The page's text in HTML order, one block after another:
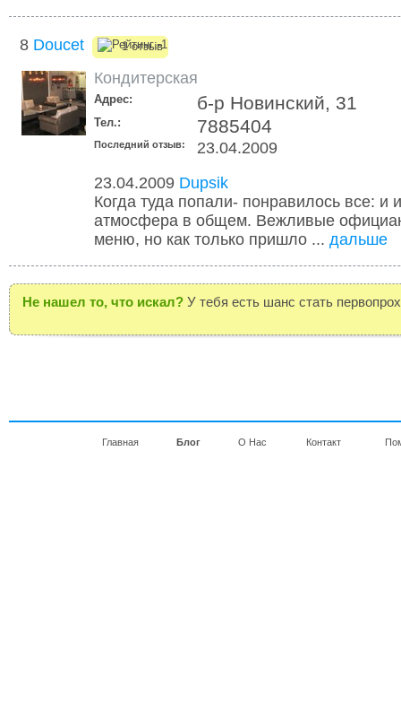
8 Doucet 1 отзыв
Кондитерская
Адрес: б-р Новинский, 31
Тел.: 7885404
Последний отзыв:
23.04.2009
23.04.2009 Dupsik
Когда туда попали- понравилось все: и
атмосфера в общем. Вежливые
меню, но как только пришло ... дальше
Не нашел то, что искал? У тебя есть шанс стать
Главная Блог О Нас Контакт